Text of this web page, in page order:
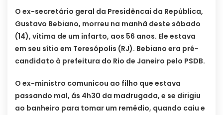
O ex-secretário geral da Presidêncai da República,
Gustavo Bebiano, morreu na manhã deste sábado
(14), vítima de um infarto, aos 56 anos. Ele estava
em seu sítio em Teresópolis (RJ). Bebiano era pré-
candidato à prefeitura do Rio de Janeiro pelo PSDB.
O ex-ministro comunicou ao filho que estava
passando mal, ás 4h30 da madrugada, e se dirigiu
ao banheiro para tomar um remédio, quando caiu e